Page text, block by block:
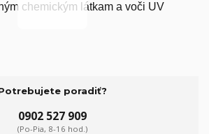
chemickým látkam a voči UV
poradiť?
0902 527 909
(Po-Pia, 8-16 hod.)